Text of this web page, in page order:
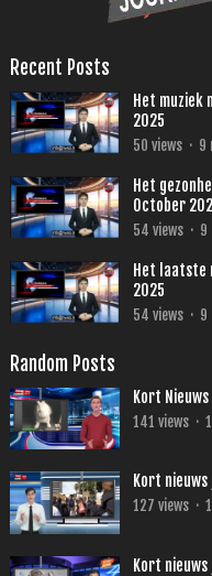
Recent Posts
Het muziek
2025
50 views · 9
Het
October
54 views · 9
Het laatste
2025
54 views · 9
Random Posts
Kort
141 views ·
Kort
127 views ·
Kort